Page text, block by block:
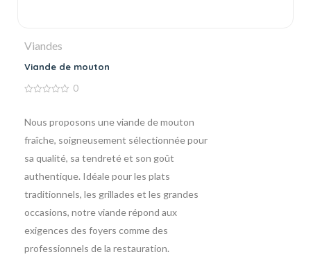
Viandes
Viande de mouton
5
0
Nous proposons une viande de mouton
fraîche, soigneusement sélectionnée pour
sa qualité, sa tendreté et son goût
authentique. Idéale pour les plats
traditionnels, les grillades et les grandes
occasions, notre viande répond aux
exigences des foyers comme des
professionnels de la restauration.